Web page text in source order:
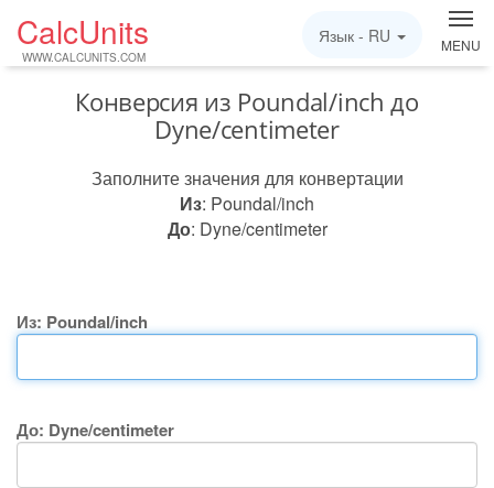
CalcUnits
WWW.CALCUNITS.COM
MENU
Язык - RU
Конверсия из Poundal/inch до
Dyne/centimeter
Заполните значения для конвертации
Из: Poundal/inch
До: Dyne/centimeter
Из: Poundal/inch
До: Dyne/centimeter